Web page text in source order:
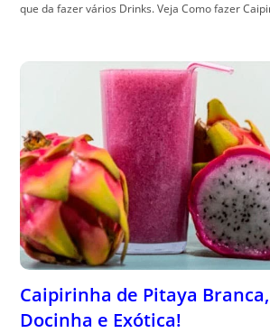
que da fazer vários Drinks. Veja Como fazer
Caipirinha de Pitaya Branca,
Docinha e Exótica!